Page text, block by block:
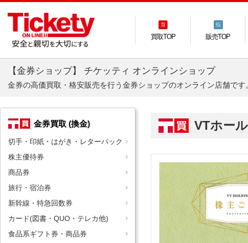
買取TOP 販売TOP
【金券ショップ】 チケッティ オンラインショップ
金券の高価買取・格安販売を行う金券ショップのオンライン店舗です
金券買取 (換金)
切手・印紙・はがき・レターパック
株主優待券
商品券
旅行・宿泊券
新幹線・特急回数券
カード(図書・QUO・テレカ他)
食品系ギフト券・商品券
VTホー